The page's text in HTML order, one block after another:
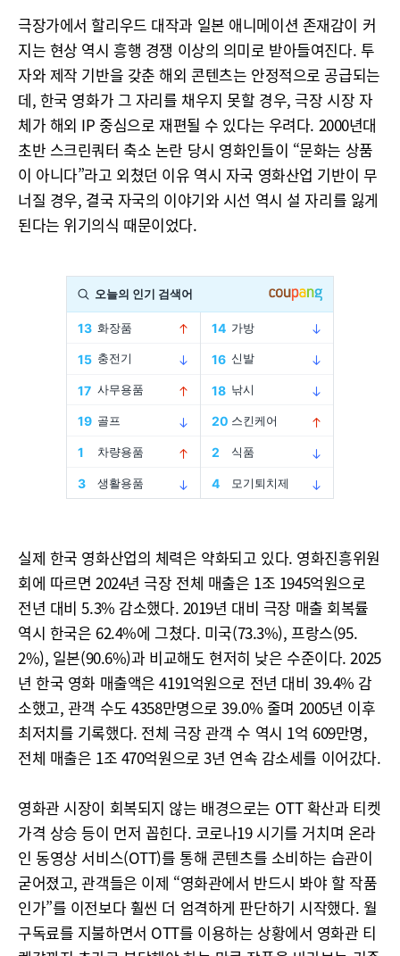
극장가에서 할리우드 대작과 일본 애니메이션 존재감이 커
지는 현상 역시 흥행 경쟁 이상의 의미로 받아들여진다. 투
자와 제작 기반을 갖춘 해외 콘텐츠는 안정적으로 공급되는
데, 한국 영화가 그 자리를 채우지 못할 경우, 극장 시장 자
체가 해외 IP 중심으로 재편될 수 있다는 우려다. 2000년대
초반 스크린쿼터 축소 논란 당시 영화인들이 “문화는 상품
이 아니다”라고 외쳤던 이유 역시 자국 영화산업 기반이 무
너질 경우, 결국 자국의 이야기와 시선 역시 설 자리를 잃게
된다는 위기의식 때문이었다.
실제 한국 영화산업의 체력은 약화되고 있다. 영화진흥위원
회에 따르면 2024년 극장 전체 매출은 1조 1945억원으로
전년 대비 5.3% 감소했다. 2019년 대비 극장 매출 회복률
역시 한국은 62.4%에 그쳤다. 미국(73.3%), 프랑스(95.
2%), 일본(90.6%)과 비교해도 현저히 낮은 수준이다. 2025
년 한국 영화 매출액은 4191억원으로 전년 대비 39.4% 감
소했고, 관객 수도 4358만명으로 39.0% 줄며 2005년 이후
최저치를 기록했다. 전체 극장 관객 수 역시 1억 609만명,
전체 매출은 1조 470억원으로 3년 연속 감소세를 이어갔다.
영화관 시장이 회복되지 않는 배경으로는 OTT 확산과 티켓
가격 상승 등이 먼저 꼽힌다. 코로나19 시기를 거치며 온라
인 동영상 서비스(OTT)를 통해 콘텐츠를 소비하는 습관이
굳어졌고, 관객들은 이제 “영화관에서 반드시 봐야 할 작품
인가”를 이전보다 훨씬 더 엄격하게 판단하기 시작했다. 월
구독료를 지불하면서 OTT를 이용하는 상황에서 영화관 티